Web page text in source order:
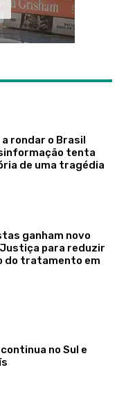
rondar o Brasil
tenta
de uma tragédia
ganham novo
para reduzir
do tratamento em
no Sul e